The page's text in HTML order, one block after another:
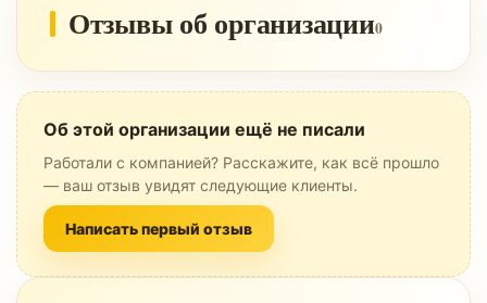
Отзывы об организации0
Об этой организации ещё не писали
Работали с компанией? Расскажите, как всё прошло
— ваш отзыв увидят следующие клиенты.
Написать первый отзыв